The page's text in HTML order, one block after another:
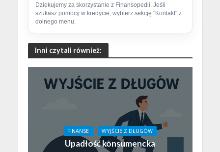
Dziękujemy za skorzystanie z Finansopedii. Jeśli
szukasz pomocy w kredycie, wybierz sekcję "Kontakt" z
dolnego menu.
Inni czytali również:
FINANSE WYJŚCIE Z DŁUGÓW
Upadłość konsumencka